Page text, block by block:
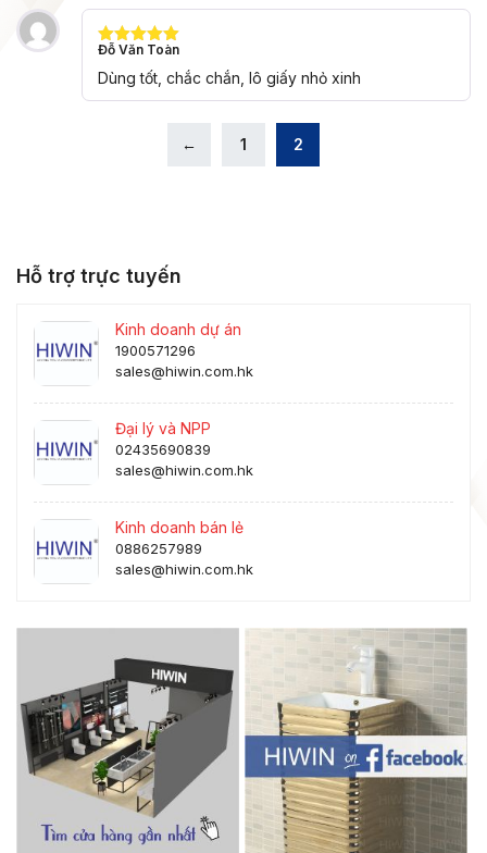
Được xếp
hạng
5 5
sao
Đỗ Văn Toàn
Dùng tốt, chắc chắn, lô giấy nhỏ xinh
← 1 2
Hỗ trợ trực tuyến
Kinh doanh dự án
1900571296
sales@hiwin.com.hk
Đại lý và NPP
02435690839
sales@hiwin.com.hk
Kinh doanh bán lẻ
0886257989
sales@hiwin.com.hk